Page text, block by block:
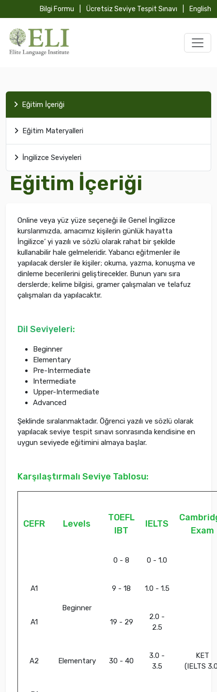
Bilgi Formu Ücretsiz Seviye Tespit Sınavı English
Eğitim İçeriği
Eğitim Materyalleri
İngilizce Seviyeleri
Eğitim İçeriği
Online veya yüz yüze seçeneği ile Genel İngilizce
kurslarımızda, amacımız kişilerin günlük hayatta
İngilizce’ yi yazılı ve sözlü olarak rahat bir şekilde
kullanabilir hale gelmeleridir. Yabancı eğitmenler ile
yapılacak dersler ile kişiler; okuma, yazma, konuşma ve
dinleme becerilerini geliştirecekler. Bunun yanı sıra
derslerde; kelime bilgisi, gramer çalışmaları ve telafuz
çalışmaları da yapılacaktır.
Dil Seviyeleri:
Beginner
Elementary
Pre-Intermediate
Intermediate
Upper-Intermediate
Advanced
Şeklinde sıralanmaktadır. Öğrenci yazılı ve sözlü olarak
yapılacak seviye tespit sınavı sonrasında kendisine en
uygun seviyede eğitimini almaya başlar.
Karşılaştırmalı Seviye Tablosu:
CEFR Levels
TOEFL
IBT
IELTS
Exam
0 - 8 0 - 1.0
A1
Beginner
9 - 18 1.0 - 1.5
A1 19 - 29
2.0 -
2.5
A2 Elementary 30 - 40
3.0 -
3.5
KET
(IELTS